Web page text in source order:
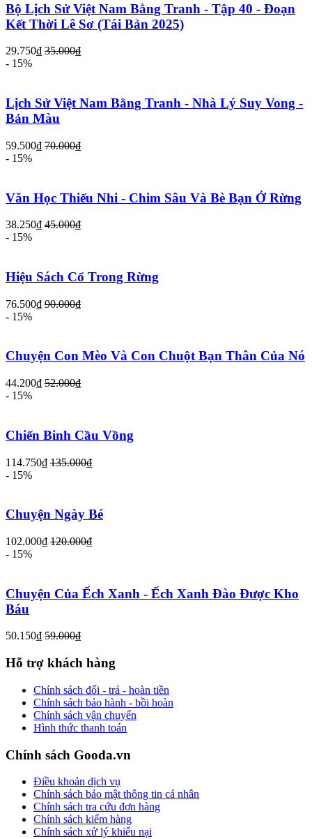
Bộ Lịch Sử Việt Nam Bằng Tranh - Tập 40 - Đoạn
Kết Thời Lê Sơ (Tái Bản 2025)
29.750₫ 35.000₫
- 15%
Lịch Sử Việt Nam Bằng Tranh - Nhà Lý Suy Vong -
Bản Màu
59.500₫ 70.000₫
- 15%
Văn Học Thiếu Nhi - Chim Sâu Và Bè Bạn Ở Rừng
38.250₫ 45.000₫
- 15%
Hiệu Sách Cổ Trong Rừng
76.500₫ 90.000₫
- 15%
Chuyện Con Mèo Và Con Chuột Bạn Thân Của Nó
44.200₫ 52.000₫
- 15%
Chiến Binh Cầu Vồng
114.750₫ 135.000₫
- 15%
Chuyện Ngày Bé
102.000₫ 120.000₫
- 15%
Chuyện Của Ếch Xanh - Ếch Xanh Đào Được Kho
Báu
50.150₫ 59.000₫
Hỗ trợ khách hàng
Chính sách đổi - trả - hoàn tiền
Chính sách bảo hành - bồi hoàn
Chính sách vận chuyển
Hình thức thanh toán
Chính sách Gooda.vn
Điều khoản dịch vụ
Chính sách bảo mật thông tin cá nhân
Chính sách tra cứu đơn hàng
Chính sách kiểm hàng
Chính sách xử lý khiếu nại